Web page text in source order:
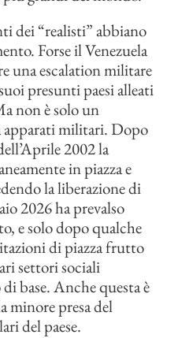
dei “realisti” abbiano
Forse il Venezuela
una escalation militare
presunti paesi alleati
non è solo un
militari. Dopo
2002 la
in piazza e
la liberazione di
2026 ha prevalso
e solo dopo qualche
di piazza frutto
settori sociali
base. Anche questa è
minore presa del
del paese.